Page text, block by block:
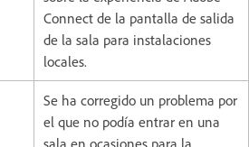
Connect de la pantalla de salida
de la sala para instalaciones
locales.
Se ha corregido un problema por
el que no podía entrar en una
sala en ocasiones para la